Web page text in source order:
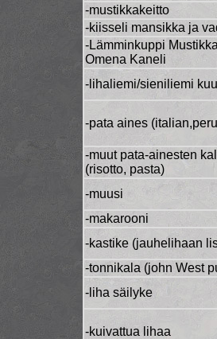
-mustikkakeitto
-kiisseli mansikka ja
-Lämminkuppi
Omena Kaneli
-lihaliemi/sieniliemi
-pata aines
-muut pata-ainesten
(risotto, pasta)
-muusi
-makarooni
-kastike (jauhelihaan
-tonnikala (john West
-liha säilyke
-kuivattua lihaa